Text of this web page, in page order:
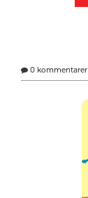
0 kommentarer